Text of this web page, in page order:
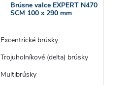
Brúsne valce EXPERT N470
SCM 100 x 290 mm
Excentrické brúsky
Trojuholníkové (delta) brúsky
Multibrúsky